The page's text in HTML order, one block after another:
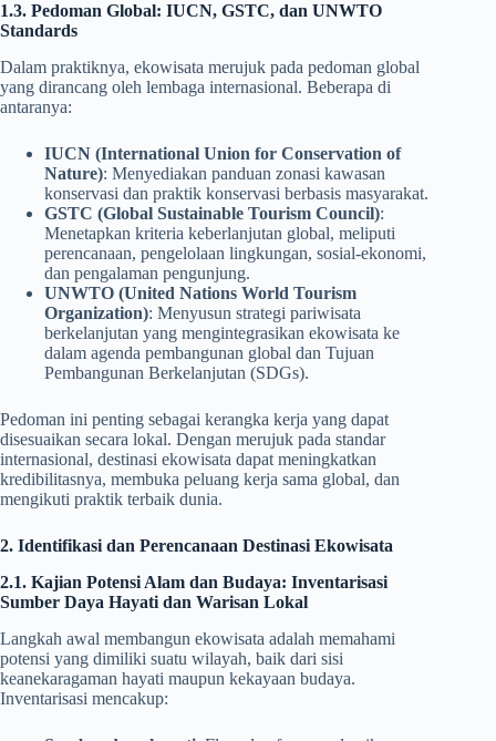
1.3. Pedoman Global: IUCN, GSTC, dan UNWTO
Standards
Dalam praktiknya, ekowisata merujuk pada pedoman global
yang dirancang oleh lembaga internasional. Beberapa di
antaranya:
IUCN (International Union for Conservation of
Nature): Menyediakan panduan zonasi kawasan
konservasi dan praktik konservasi berbasis masyarakat.
GSTC (Global Sustainable Tourism Council):
Menetapkan kriteria keberlanjutan global, meliputi
perencanaan, pengelolaan lingkungan, sosial-ekonomi,
dan pengalaman pengunjung.
UNWTO (United Nations World Tourism
Organization): Menyusun strategi pariwisata
berkelanjutan yang mengintegrasikan ekowisata ke
dalam agenda pembangunan global dan Tujuan
Pembangunan Berkelanjutan (SDGs).
Pedoman ini penting sebagai kerangka kerja yang dapat
disesuaikan secara lokal. Dengan merujuk pada standar
internasional, destinasi ekowisata dapat meningkatkan
kredibilitasnya, membuka peluang kerja sama global, dan
mengikuti praktik terbaik dunia.
2. Identifikasi dan Perencanaan Destinasi Ekowisata
2.1. Kajian Potensi Alam dan Budaya: Inventarisasi
Sumber Daya Hayati dan Warisan Lokal
Langkah awal membangun ekowisata adalah memahami
potensi yang dimiliki suatu wilayah, baik dari sisi
keanekaragaman hayati maupun kekayaan budaya.
Inventarisasi mencakup: